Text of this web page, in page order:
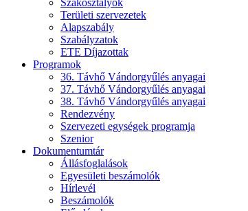
Területi szervezetek
Alapszabály
Szabályzatok
ETE Díjazottak
Programok
36. Távhő Vándorgyűlés anyagai
37. Távhő Vándorgyűlés anyagai
38. Távhő Vándorgyűlés anyagai
Rendezvény
Szervezeti egységek programja
Szenior
Dokumentumtár
Állásfoglalások
Egyesületi beszámolók
Hírlevél
Beszámolók